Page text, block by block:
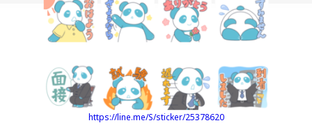
https://line.me/S/sticker/25378620